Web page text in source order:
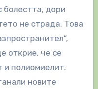
болестта, дори
не страда. Това
открие, че се
и полиомиелит.
новите